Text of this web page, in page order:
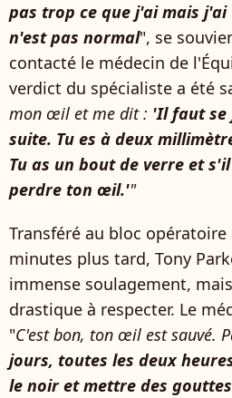
pas trop ce que j'ai mais
n'est pas normal", se
contacté le médecin de
verdict du spécialiste a été
mon œil et me dit : 'Il faut se
suite. Tu es à deux
Tu as un bout de verre et
perdre ton œil.'"
Transféré au bloc
minutes plus tard, Tony
immense soulagement,
drastique à respecter. Le
"C'est bon, ton œil est sauvé.
jours, toutes les deux
le noir et mettre des gouttes